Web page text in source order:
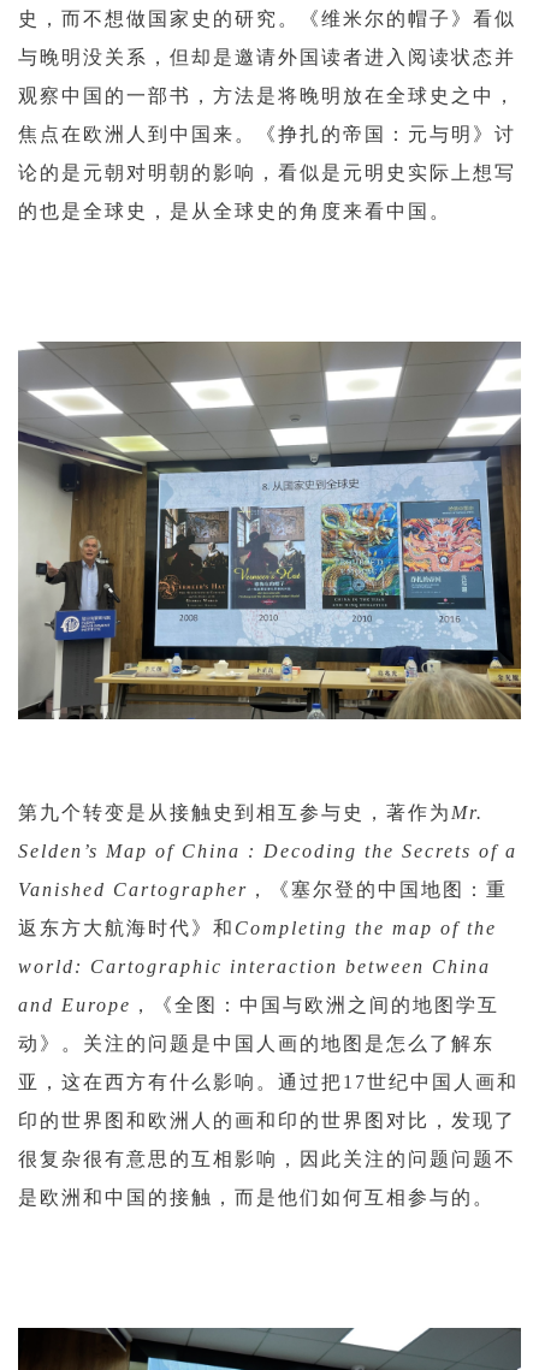
史，而不想做国家史的研究。《维米尔的帽子》看似
与晚明没关系，但却是邀请外国读者进入阅读状态并
观察中国的一部书，方法是将晚明放在全球史之中，
焦点在欧洲人到中国来。《挣扎的帝国：元与明》讨
论的是元朝对明朝的影响，看似是元明史实际上想写
的也是全球史，是从全球史的角度来看中国。
第九个转变是从接触史到相互参与史，著作为 Mr.
Selden’s Map of China : Decoding the Secrets of a
Vanished Cartographer ，《塞尔登的中国地图：重
返东方大航海时代》和 Completing the map of the
world: Cartographic interaction between China
and Europe ，《全图：中国与欧洲之间的地图学互
动》。关注的问题是中国人画的地图是怎么了解东
亚，这在西方有什么影响。通过把17世纪中国人画和
印的世界图和欧洲人的画和印的世界图对比，发现了
很复杂很有意思的互相影响，因此关注的问题问题不
是欧洲和中国的接触，而是他们如何互相参与的。